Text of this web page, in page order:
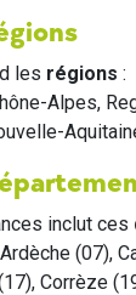
les régions :
Alpes,
inclut ces
(07),
Corrèze